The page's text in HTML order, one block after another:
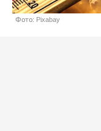
Фото: Pixabay